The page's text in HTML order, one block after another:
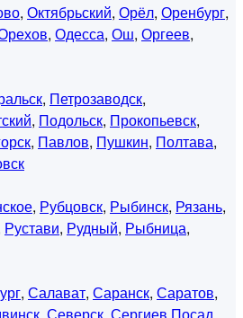
, Октябрьский, Орёл, Оренбург,
, Одесса, Ош, Оргеев,
, Петрозаводск,
, Подольск, Прокопьевск,
, Павлов, Пушкин, Полтава,
, Рубцовск, Рыбинск, Рязань,
Рустави, Рудный, Рыбница,
, Салават, Саранск, Саратов,